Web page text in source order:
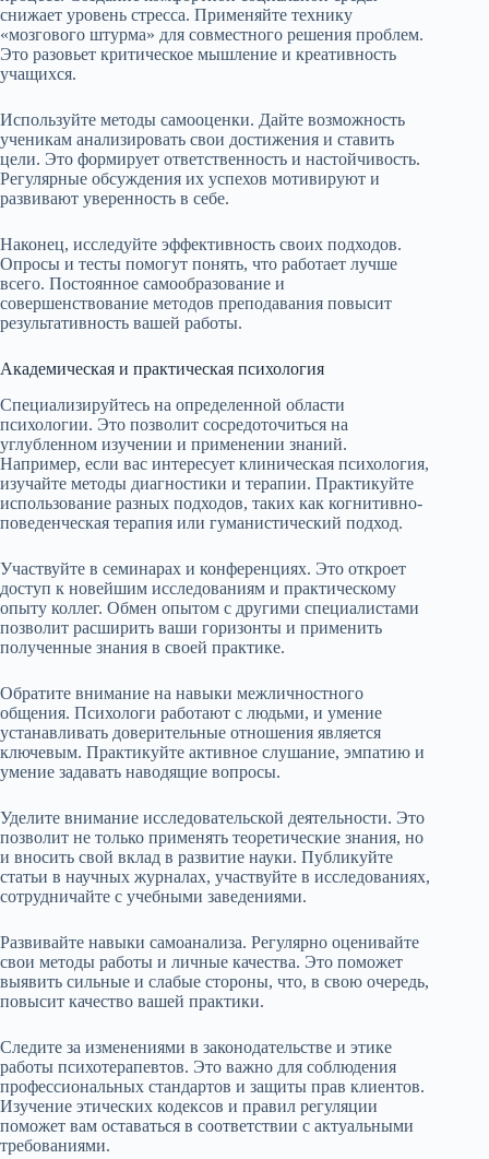
снижает уровень стресса. Применяйте технику
«мозгового штурма» для совместного решения проблем.
Это разовьет критическое мышление и креативность
учащихся.
Используйте методы самооценки. Дайте возможность
ученикам анализировать свои достижения и ставить
цели. Это формирует ответственность и настойчивость.
Регулярные обсуждения их успехов мотивируют и
развивают уверенность в себе.
Наконец, исследуйте эффективность своих подходов.
Опросы и тесты помогут понять, что работает лучше
всего. Постоянное самообразование и
совершенствование методов преподавания повысит
результативность вашей работы.
Академическая и практическая психология
Специализируйтесь на определенной области
психологии. Это позволит сосредоточиться на
углубленном изучении и применении знаний.
Например, если вас интересует клиническая психология,
изучайте методы диагностики и терапии. Практикуйте
использование разных подходов, таких как когнитивно-
поведенческая терапия или гуманистический подход.
Участвуйте в семинарах и конференциях. Это откроет
доступ к новейшим исследованиям и практическому
опыту коллег. Обмен опытом с другими специалистами
позволит расширить ваши горизонты и применить
полученные знания в своей практике.
Обратите внимание на навыки межличностного
общения. Психологи работают с людьми, и умение
устанавливать доверительные отношения является
ключевым. Практикуйте активное слушание, эмпатию и
умение задавать наводящие вопросы.
Уделите внимание исследовательской деятельности. Это
позволит не только применять теоретические знания, но
и вносить свой вклад в развитие науки. Публикуйте
статьи в научных журналах, участвуйте в исследованиях,
сотрудничайте с учебными заведениями.
Развивайте навыки самоанализа. Регулярно оценивайте
свои методы работы и личные качества. Это поможет
выявить сильные и слабые стороны, что, в свою очередь,
повысит качество вашей практики.
Следите за изменениями в законодательстве и этике
работы психотерапевтов. Это важно для соблюдения
профессиональных стандартов и защиты прав клиентов.
Изучение этических кодексов и правил регуляции
поможет вам оставаться в соответствии с актуальными
требованиями.